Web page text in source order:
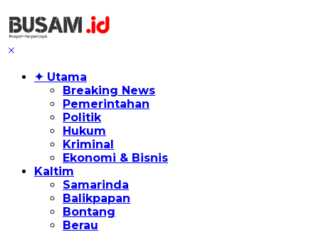
✦ Utama
Breaking News
Pemerintahan
Politik
Hukum
Kriminal
Ekonomi & Bisnis
Kaltim
Samarinda
Balikpapan
Bontang
Berau